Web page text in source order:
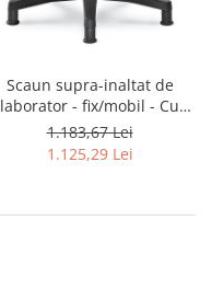
Scaun supra-inaltat de
laborator - fix/mobil - Cu
spatar scund
1.183,67 Lei
1.125,29 Lei